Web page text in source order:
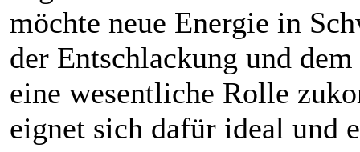
möchte neue Energie in
der Entschlackung und
eine wesentliche Rolle
eignet sich dafür ideal und